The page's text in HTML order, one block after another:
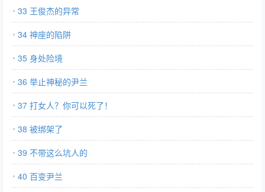
33 王俊杰的异常
34 神座的陷阱
35 身处险境
36 举止神秘的尹兰
37 打女人？你可以死了！
38 被绑架了
39 不带这么坑人的
40 百变尹兰